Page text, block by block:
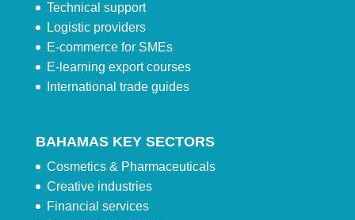
Technical support
Logistic providers
E-commerce for SMEs
E-learning export courses
International trade guides
BAHAMAS KEY SECTORS
Cosmetics & Pharmaceuticals
Creative industries
Financial services